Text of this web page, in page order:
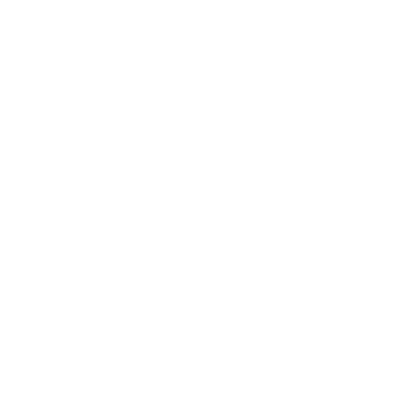
поля ФИФА,
выделяются